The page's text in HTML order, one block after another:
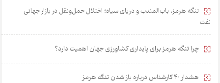
تنگه هرمز، باب‌المندب و دریای سیاه؛ اختلال حمل‌ونقل در بازار جهانی
نفت
چرا تنگه هرمز برای پایداری کشاورزی جهان اهمیت دارد؟
هشدار 40 کارشناس درباره باز شدن تنگه هرمز